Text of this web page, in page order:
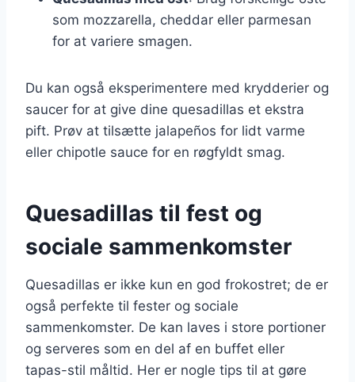
som mozzarella, cheddar eller parmesan
for at variere smagen.
Du kan også eksperimentere med krydderier og
saucer for at give dine quesadillas et ekstra
pift. Prøv at tilsætte jalapeños for lidt varme
eller chipotle sauce for en røgfyldt smag.
Quesadillas til fest og
sociale sammenkomster
Quesadillas er ikke kun en god frokostret; de er
også perfekte til fester og sociale
sammenkomster. De kan laves i store portioner
og serveres som en del af en buffet eller
tapas-stil måltid. Her er nogle tips til at gøre